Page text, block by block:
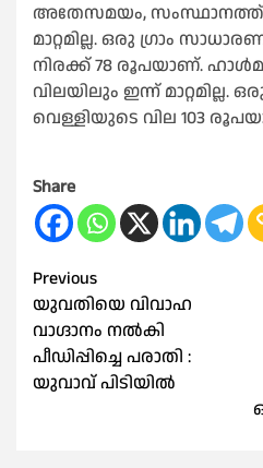
അതേസമയം, സംസ്ഥാനത്ത്
മാറ്റമില്ല. ഒരു ഗ്രാം
നിരക്ക് 78 രൂപയാണ്.
വിലയിലും ഇന്ന് മാറ്റമില്ല.
വെള്ളിയുടെ വില 103
Share
Post
navigation
Previous
യുവതിയെ വിവാഹ
വാഗ്ദാനം നല്‍കി
പീഡിപ്പിച്ചെ പരാതി :
യുവാവ് പിടിയില്‍